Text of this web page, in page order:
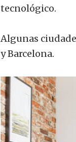
tecnológico.
Algunas
y Barcelona.